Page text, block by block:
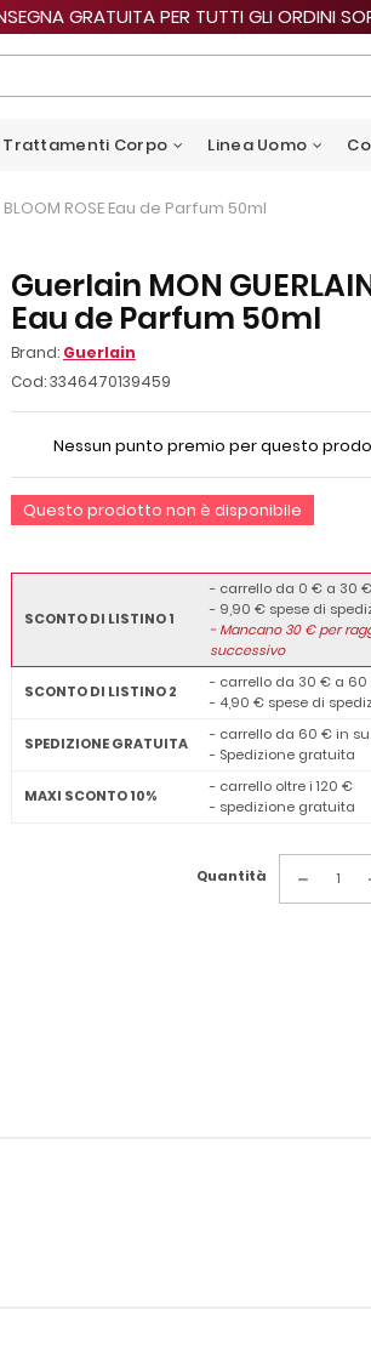
GRATUITA PER TUTTI GLI ORDINI
Trattamenti Corpo Linea Uomo
BLOOM ROSE Eau de Parfum 50ml
Guerlain MON
Eau de Parfum 50ml
Brand: Guerlain
Cod:3346470139459
Nessun punto premio per questo
Questo prodotto non è disponibile
SCONTO DI LISTINO 1
- carrello da 0 € a 30 €
- 9,90 € spese di
-Mancano30€ per
successivo
SCONTO DI LISTINO 2
- carrello da 30 € a
- 4,90 € spese di
SPEDIZIONE GRATUITA
- carrello da 60 € in su
- Spedizione gratuita
MAXI SCONTO 10%
- carrello oltre i 120 €
- spedizione gratuita
Quantità